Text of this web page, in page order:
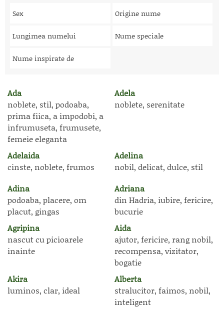
Sex Origine nume
Lungimea numelui Nume speciale
Nume inspirate de
Ada
noblete, stil, podoaba,
prima fiica, a impodobi, a
infrumuseta, frumusete,
femeie eleganta
Adela
noblete, serenitate
Adelaida
cinste, noblete, frumos
Adelina
nobil, delicat, dulce, stil
Adina
podoaba, placere, om
placut, gingas
Adriana
din Hadria, iubire, fericire,
bucurie
Agripina
nascut cu picioarele
inainte
Aida
ajutor, fericire, rang nobil,
recompensa, vizitator,
bogatie
Akira
luminos, clar, ideal
Alberta
stralucitor, faimos, nobil,
inteligent